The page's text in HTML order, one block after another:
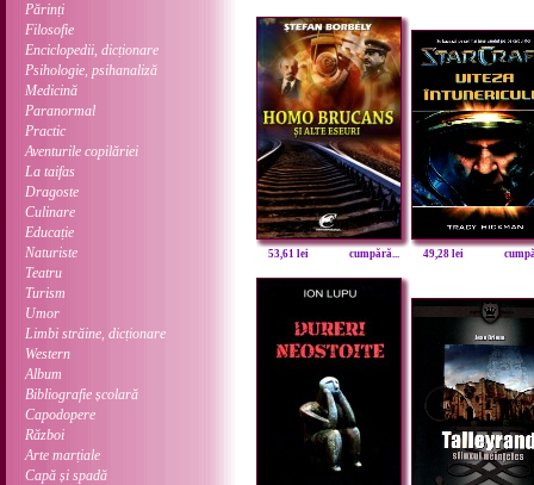
Părinți
Filosofie
Enciclopedii, dicționare
Psihologie, psihanaliză
Medicină
Paranormal
Practic
Aventurile copilăriei
La taifas
Dragoste
Culinare
Educație
Naturiste
Teatru
Turism
Umor
Limbi străine, dicționare
Western
Album
Bibliografie școlară
Capodopere
Război
Arte marțiale
Capă și spadă
53,61 lei cumpără... 49,28 lei